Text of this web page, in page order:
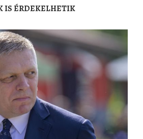
IS ÉRDEKELHETIK